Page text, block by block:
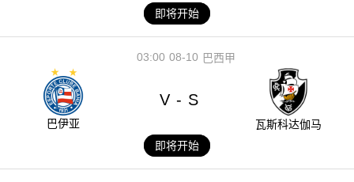
即将开始
08-10
03:00 巴西甲
巴伊亚
V - S
瓦斯科达伽马
即将开始